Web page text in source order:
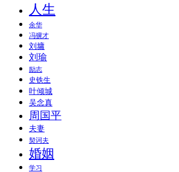
人生
余华
冯骥才
刘墉
刘瑜
励志
史铁生
叶倾城
吴念真
周国平
夫妻
契诃夫
婚姻
学习